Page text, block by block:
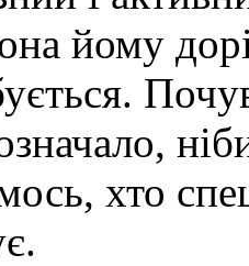
йому
хто